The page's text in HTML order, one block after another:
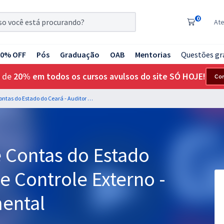
0
OFF Pós Graduação OAB Mentorias Questões
de 20% em todos os cursos avulsos do site SÓ HOJE!
TCE CE - Tribunal de Contas do Estado do Ceará - Auditor de Controle Externo - Auditoria Governamental
Contas do Estado
Controle Externo -